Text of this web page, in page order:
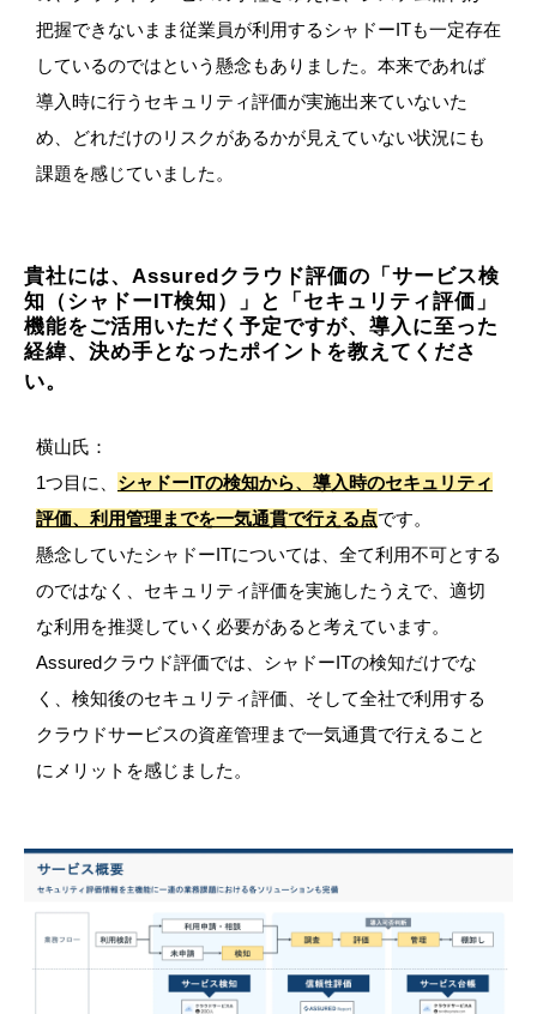
把握できないまま従業員が利用するシャドーITも一定存在
しているのではという懸念もありました。本来であれば
導入時に行うセキュリティ評価が実施出来ていないた
め、どれだけのリスクがあるかが見えていない状況にも
課題を感じていました。
貴社には、Assuredクラウド評価の「サービス検
知（シャドーIT検知）」と「セキュリティ評価」
機能をご活用いただく予定ですが、導入に至った
経緯、決め手となったポイントを教えてくださ
い。
横山氏：
1つ目に、 シャドーITの検知から、導入時のセキュリティ
評価、利用管理までを一気通貫で行える点です。
懸念していたシャドーITについては、全て利用不可とする
のではなく、セキュリティ評価を実施したうえで、適切
な利用を推奨していく必要があると考えています。
Assuredクラウド評価では、シャドーITの検知だけでな
く、検知後のセキュリティ評価、そして全社で利用する
クラウドサービスの資産管理まで一気通貫で行えること
にメリットを感じました。